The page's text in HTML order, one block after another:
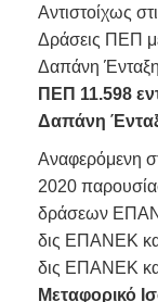
Αντιστοίχως
Δράσεις ΠΕΠ
Δαπάνη
ΠΕΠ 11.598
Δαπάνη
Αναφερόμενη
2020
δράσεων
δις ΕΠΑΝΕΚ
δις ΕΠΑΝΕΚ
Μεταφορικό